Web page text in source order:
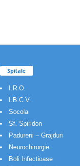
Spitale
I.R.O.
I.B.C.V.
Socola
Sf. Spiridon
Padureni – Grajduri
Neurochirurgie
Boli Infectioase